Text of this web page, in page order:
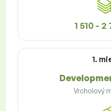
1 510 - 2
1.
Vrcholový